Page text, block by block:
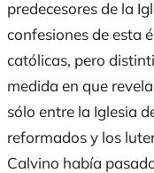
predecesores de la
confesiones de esta
católicas, pero
medida en que
sólo entre la Iglesia
reformados y los
Calvino había